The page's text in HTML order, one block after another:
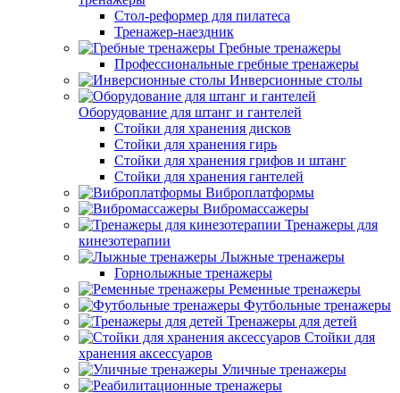
Стол-реформер для пилатеса
Тренажер-наездник
Гребные тренажеры
Профессиональные гребные тренажеры
Инверсионные столы
Оборудование для штанг и гантелей
Стойки для хранения дисков
Стойки для хранения гирь
Стойки для хранения грифов и штанг
Стойки для хранения гантелей
Виброплатформы
Вибромассажеры
Тренажеры для
кинезотерапии
Лыжные тренажеры
Горнолыжные тренажеры
Ременные тренажеры
Футбольные тренажеры
Тренажеры для детей
Стойки для
хранения аксессуаров
Уличные тренажеры